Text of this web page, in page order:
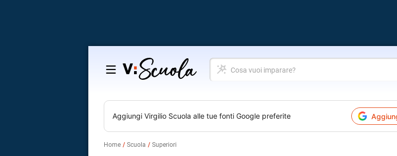
Salta
contenuto
Cosa
vuoi
Aggiungi Virgilio Scuola alle tue fonti Google preferite
Home Scuola Superiori